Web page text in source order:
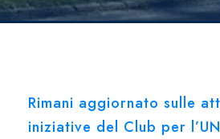
Rimani aggiornato sulle
iniziative del Club per